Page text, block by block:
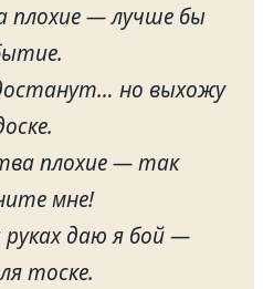
плохие — лучше бы
но выхожу
плохие — так
мне!
даю я бой —
тоске.